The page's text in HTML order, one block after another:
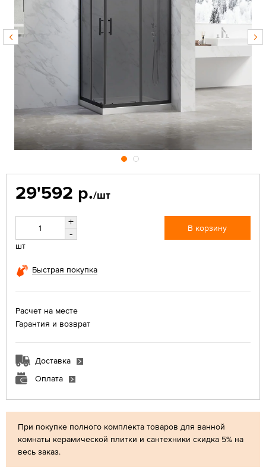
При покупке полного комплекта товаров для ванной
комнаты керамической плитки и сантехники скидка 5% на
весь заказ.
29'592 р./шт
+
-
шт
В корзину
Быстрая покупка
Расчет на месте
Гарантия и возврат
Доставка
Оплата